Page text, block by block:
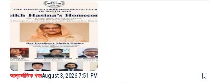
আন্তর্জাতিক খবরAugust 3, 2026 7:51 PM